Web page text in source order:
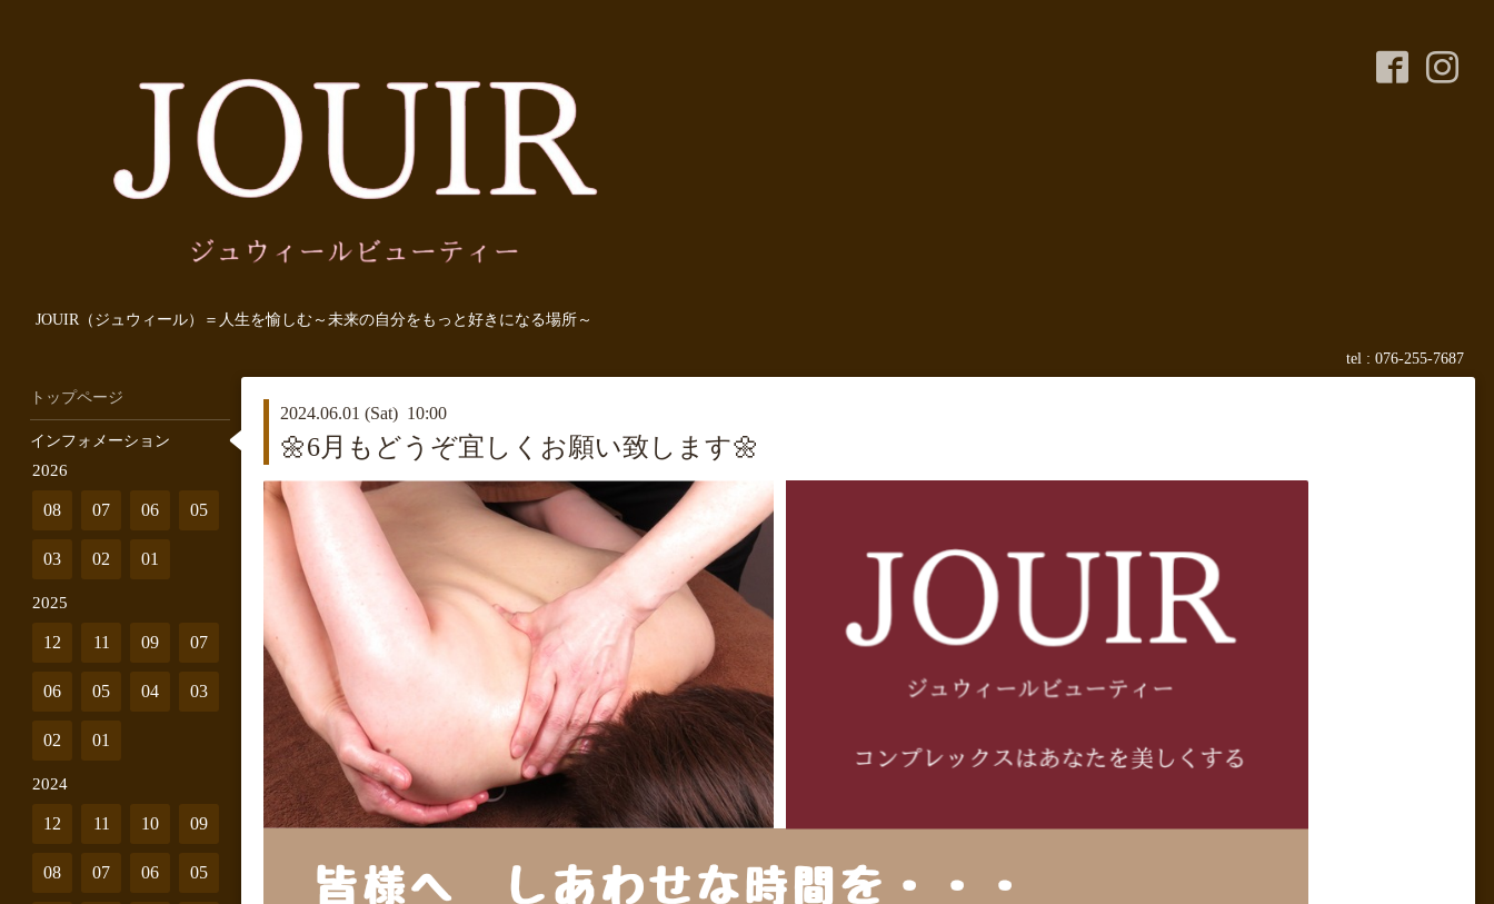
JOUIR（ジュウィール）＝人生を愉しむ～未来の自分をもっと好きになる場所～
tel : 076-255-7687
2024.06.01 (Sat) 10:00
🌼6月もどうぞ宜しくお願い致します🌼
トップページ
インフォメーション
2026
08 07 06 05
03 02 01
2025
12 11 09 07
06 05 04 03
02 01
2024
12 11 10 09
08 07 06 05